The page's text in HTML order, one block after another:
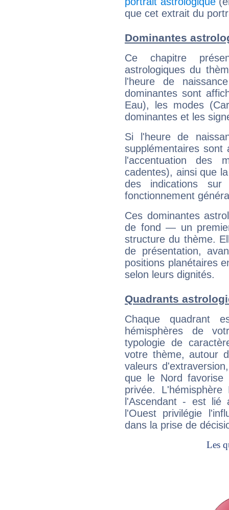
que cet extrait du
Dominantes
Ce chapitre
astrologiques du
l'heure de
dominantes sont
Eau), les modes
dominantes et les
Si l'heure de
supplémentaires sont
l'accentuation des
cadentes), ainsi que
des indications sur
fonctionnement
Ces dominantes
de fond — un
structure du thème.
de présentation,
positions planétaires
selon leurs dignités.
Quadrants
Chaque quadrant
hémisphères de
typologie de
votre thème, autour
valeurs
que le Nord favorise
privée.
l'Ascendant - est
l'Ouest privilégie
dans la prise de